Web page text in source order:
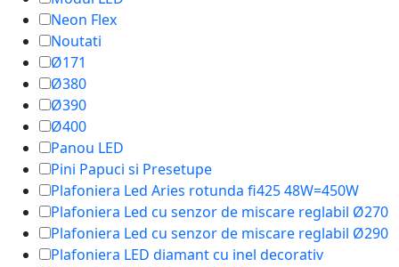
Neon Flex
Noutati
Ø171
Ø380
Ø390
Ø400
Panou LED
Pini Papuci si Presetupe
Plafoniera Led Aries rotunda fi425 48W=450W
Plafoniera Led cu senzor de miscare reglabil Ø270
Plafoniera Led cu senzor de miscare reglabil Ø290
Plafoniera LED diamant cu inel decorativ